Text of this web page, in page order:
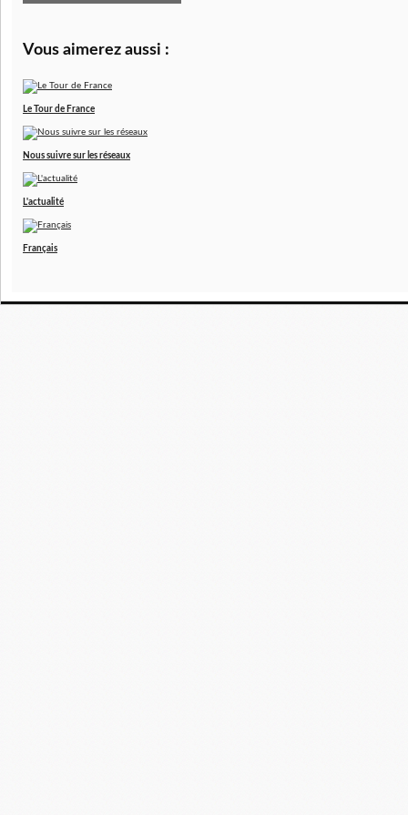
Vous aimerez aussi :
Le Tour de France
Nous suivre sur les réseaux
L'actualité
Français